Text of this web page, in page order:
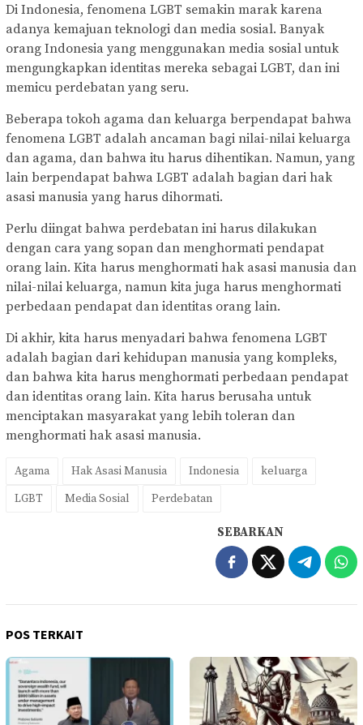
Di Indonesia, fenomena LGBT semakin marak karena
adanya kemajuan teknologi dan media sosial. Banyak
orang Indonesia yang menggunakan media sosial untuk
mengungkapkan identitas mereka sebagai LGBT, dan ini
memicu perdebatan yang seru.
Beberapa tokoh agama dan keluarga berpendapat bahwa
fenomena LGBT adalah ancaman bagi nilai-nilai keluarga
dan agama, dan bahwa itu harus dihentikan. Namun, yang
lain berpendapat bahwa LGBT adalah bagian dari hak
asasi manusia yang harus dihormati.
Perlu diingat bahwa perdebatan ini harus dilakukan
dengan cara yang sopan dan menghormati pendapat
orang lain. Kita harus menghormati hak asasi manusia dan
nilai-nilai keluarga, namun kita juga harus menghormati
perbedaan pendapat dan identitas orang lain.
Di akhir, kita harus menyadari bahwa fenomena LGBT
adalah bagian dari kehidupan manusia yang kompleks,
dan bahwa kita harus menghormati perbedaan pendapat
dan identitas orang lain. Kita harus berusaha untuk
menciptakan masyarakat yang lebih toleran dan
menghormati hak asasi manusia.
Agama Hak Asasi Manusia Indonesia
keluarga
LGBT
Media Sosial Perdebatan
SEBARKAN
POS TERKAIT